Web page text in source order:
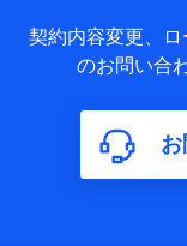
基本情報
氏名、電話番
属性、連絡先
構成、住所、d
含まれます。
利用情報
契約内容変更、
のお問い合